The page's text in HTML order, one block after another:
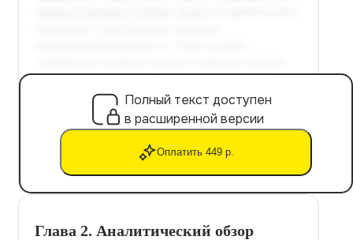
Полный текст доступен
в расширенной версии
Оплатить 449 р.
Глава 2. Аналитический обзор